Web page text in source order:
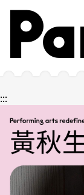
跳到主要內容區塊
網站導覽
:::